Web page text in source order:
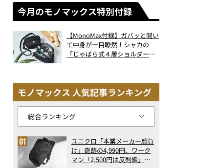
今月のモノマックス特別付録
【MonoMax付録】ガバッと開い
て中身が一目瞭然！シャカの
「じゃばら式４層ショルダーバ
モノマックス 人気記事ランキング
ユニクロ「本業メーカー顔負
け」奇跡の4,990円、ワーク
マン「2,500円は反則級」凄